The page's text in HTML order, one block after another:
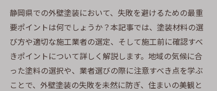
静岡県での外壁塗装において、失敗を避けるための最重
要ポイントは何でしょうか？本記事では、塗装材料の選
び方や適切な施工業者の選定、そして施工前に確認すべ
きポイントについて詳しく解説します。地域の気候に合
った塗料の選択や、業者選びの際に注意すべき点を学ぶ
ことで、外壁塗装の失敗を未然に防ぎ、住まいの美観と